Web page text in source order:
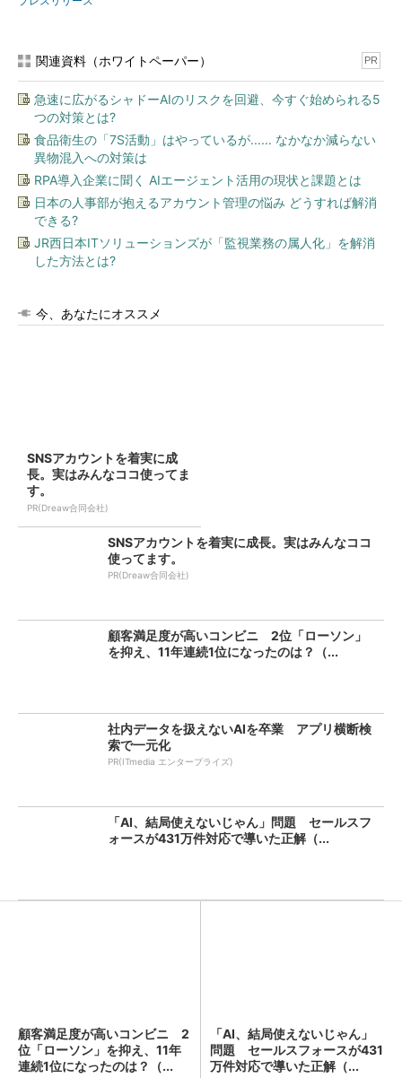
関連資料（ホワイトペーパー） PR
急速に広がるシャドーAIのリスクを回避、今すぐ始められる5
つの対策とは?
食品衛生の「7S活動」はやっているが...... なかなか減らない
異物混入への対策は
RPA導入企業に聞く AIエージェント活用の現状と課題とは
日本の人事部が抱えるアカウント管理の悩み どうすれば解消
できる?
JR西日本ITソリューションズが「監視業務の属人化」を解消
した方法とは?
今、あなたにオススメ
SNSアカウントを着実に成
長。実はみんなココ使ってま
す。
PR(Dreaw合同会社)
SNSアカウントを着実に成長。実はみんなココ
使ってます。
PR(Dreaw合同会社)
顧客満足度が高いコンビニ 2位「ローソン」
を抑え、11年連続1位になったのは？（...
社内データを扱えないAIを卒業 アプリ横断検
索で一元化
PR(ITmedia エンタープライズ)
「AI、結局使えないじゃん」問題 セールスフ
ォースが431万件対応で導いた正解（...
顧客満足度が高いコンビニ 2
位「ローソン」を抑え、11年
連続1位になったのは？（...
「AI、結局使えないじゃん」
問題 セールスフォースが431
万件対応で導いた正解（...